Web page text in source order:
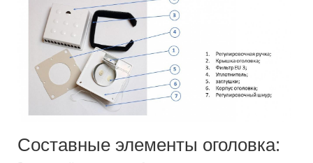
Составные элементы оголовка: